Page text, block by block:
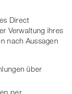
Direct
Verwaltung ihres
nach Aussagen
über